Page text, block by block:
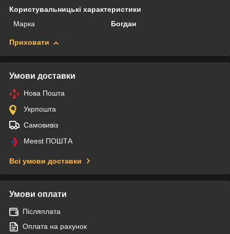
Користувальницькі характеристики
Марка
Богдан
Приховати
Умови доставки
Нова Пошта
Укрпошта
Самовивіз
Meest ПОШТА
Всі умови доставки
Умови оплати
Післяплата
Оплата на рахунок